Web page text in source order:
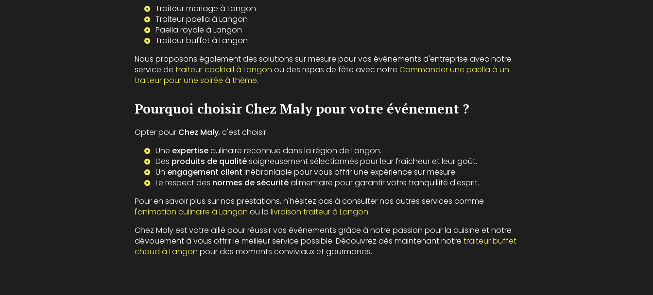
Traiteur mariage à Langon
Traiteur paella à Langon
Paella royale à Langon
Traiteur buffet à Langon
Nous proposons également des solutions sur mesure pour vos événements d'entreprise avec notre
service de traiteur cocktail à Langon ou des repas de fête avec notre Commander une paella à un
traiteur pour une soirée à thème.
Pourquoi choisir Chez Maly pour votre événement ?
Opter pour Chez Maly, c'est choisir :
Une expertiseculinaire reconnue dans la région de Langon.
Des produits de qualitésoigneusement sélectionnés pour leur fraîcheur et leur goût.
Un engagement client inébranlable pour vous offrir une expérience sur mesure.
Le respect des normes de sécuritéalimentaire pour garantir votre tranquillité d'esprit.
Pour en savoir plus sur nos prestations, n'hésitez pas à consulter nos autres services comme
l'animation culinaire à Langon ou la livraison traiteur à Langon.
Chez Maly est votre allié pour réussir vos événements grâce à notre passion pour la cuisine et notre
dévouement à vous offrir le meilleur service possible. Découvrez dès maintenant notre traiteur buffet
chaud à Langon pour des moments conviviaux et gourmands.